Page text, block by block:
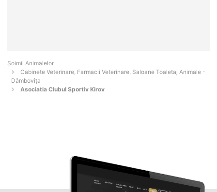
Şoimii Animalelor
Cabinete Veterinare, Farmacii Veterinare, Saloane Toaletaj Animale -
Dâmboviţa
Asociatia Clubul Sportiv Kirov